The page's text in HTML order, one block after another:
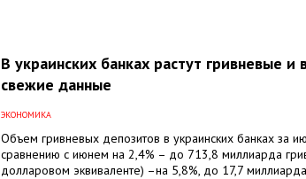
В украинских банках растут гривневые
свежие данные
ЭКОНОМИКА
Объем гривневых депозитов в украинских банках за
сравнению с июнем на 2,4% – до 713,8 миллиарда
долларовом эквиваленте) –на 5,8%, до 17,7